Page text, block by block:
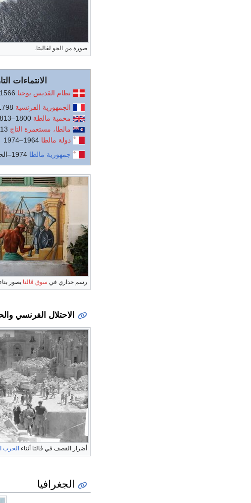
صورة من الجو لڤاليتا.
الانتماءات
نظام القديس يوحنا
الجمهورية الفرنسية
محمية مالطة
مالطا، مستعمرة التاج
دولة مالطا
جمهورية مالطا
رسم جداري في سوق ڤالتا يصور
الاحتلال الفرنسي
أضرار القصف في ڤالتا أثناء الحرب
الجغرافيا